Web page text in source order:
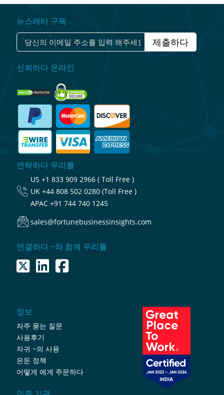
뉴스레터 구독
제출하다
신뢰하다 온라인
연락하다 우리를
US +1 833 909 2966 ( Toll Free )
UK +44 808 502 0280 (Toll Free )
APAC +91 744 740 1245
sales@fortunebusinessinsights.com
연결하다 ~와 함께 우리를
정보
자주 묻는 질문
사용후기
자귀 ~의 사용
은둔 정책
어떻게 에게 주문하다